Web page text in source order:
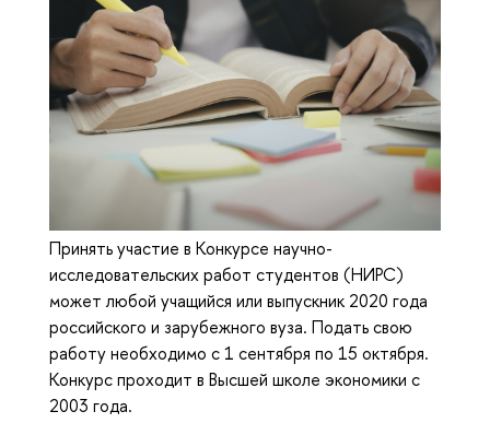
Принять участие в Конкурсе научно-
исследовательских работ студентов (НИРС)
может любой учащийся или выпускник 2020 года
российского и зарубежного вуза. Подать свою
работу необходимо с 1 сентября по 15 октября.
Конкурс проходит в Высшей школе экономики с
2003 года.